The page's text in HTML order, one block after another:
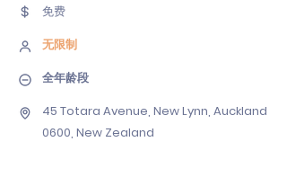
免费
无限制
全年龄段
45 Totara Avenue, New Lynn, Auckland
0600, New Zealand